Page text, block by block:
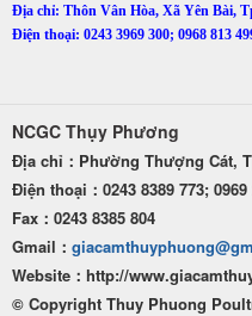
Địa chỉ: Thôn Vân Hòa, Xã Yên Bài,
Điện thoại: 0243 3969 300; 0968 813
NCGC Thụy Phương
Địa chỉ：Phường Thượng Cát,
Điện thoại：0243 8389 773; 0969
Fax：0243 8385 804
Gmail：
Website：http://
© Copyright Thuy Phuong